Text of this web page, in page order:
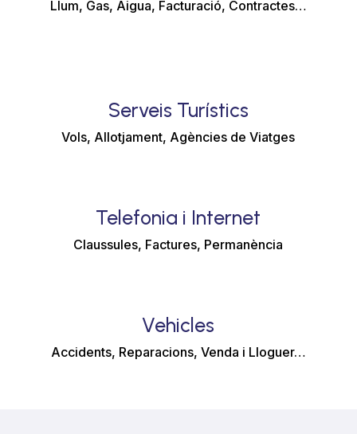
Llum, Gas, Aigua, Facturació, Contractes…
Serveis Turístics
Vols, Allotjament, Agències de Viatges
Telefonia i Internet
Claussules, Factures, Permanència
Vehicles
Accidents, Reparacions, Venda i Lloguer…